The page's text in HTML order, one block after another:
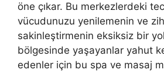
öne çıkar. Bu merkezlerdeki
vücudunuzu yenilemenin ve
sakinleştirmenin eksiksiz bir
bölgesinde yaşayanlar yahut
edenler için bu spa ve masaj